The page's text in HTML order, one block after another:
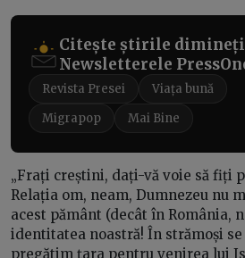
Citește știrile
Newsletterele
Revista Presei
Viața bună
Migrapop
Mai Bine
„Frați creștini, dați-vă voie să fiți
Relația om, neam, Dumnezeu nu
acest pământ (decât în România,
identitatea noastră! În strămoși se
pregătim țara pentru venirea lui